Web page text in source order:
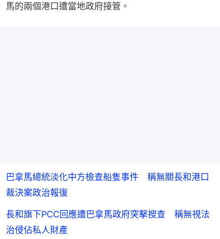
馬的兩個港口遭當地政府接管。
巴拿馬總統淡化中方檢查船隻事件 稱無關長和港口
裁決案政治報復
長和旗下PCC回應遭巴拿馬政府突擊搜查 稱無視法
治侵佔私人財產